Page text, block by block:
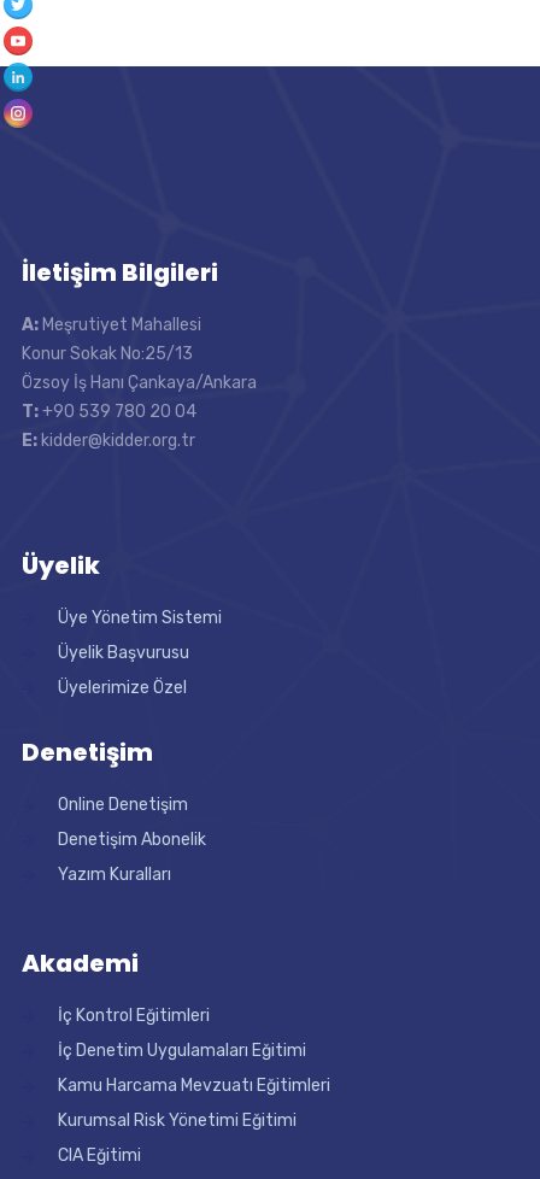
İletişim Bilgileri
A: Meşrutiyet Mahallesi
Konur Sokak No:25/13
Özsoy İş Hanı Çankaya/Ankara
T:+90 539 780 20 04
E: kidder@kidder.org.tr
Üyelik
Üye Yönetim Sistemi
Üyelik Başvurusu
Üyelerimize Özel
Denetişim
Online Denetişim
Denetişim Abonelik
Yazım Kuralları
Akademi
İç Kontrol Eğitimleri
İç Denetim Uygulamaları Eğitimi
Kamu Harcama Mevzuatı Eğitimleri
Kurumsal Risk Yönetimi Eğitimi
CIA Eğitimi